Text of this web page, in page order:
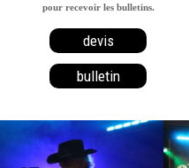
pour recevoir les bulletins.
devis
bulletin